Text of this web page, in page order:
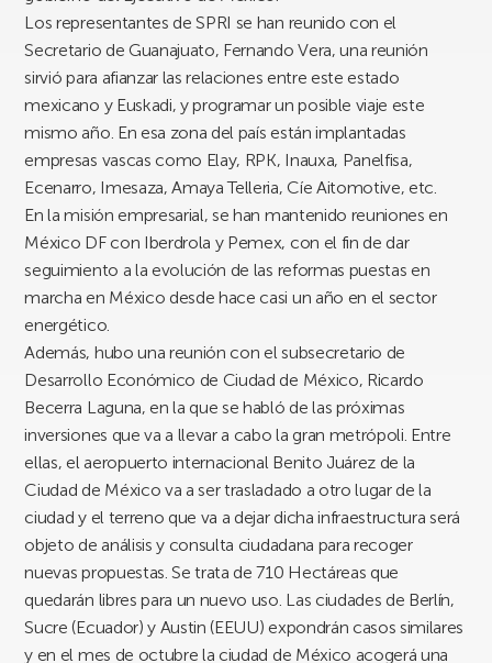
Los representantes de SPRI se han reunido con el
Secretario de Guanajuato, Fernando Vera, una reunión
sirvió para afianzar las relaciones entre este estado
mexicano y Euskadi, y programar un posible viaje este
mismo año. En esa zona del país están implantadas
empresas vascas como Elay, RPK, Inauxa, Panelfisa,
Ecenarro, Imesaza, Amaya Telleria, Cíe Aitomotive, etc.
En la misión empresarial, se han mantenido reuniones en
México DF con Iberdrola y Pemex, con el fin de dar
seguimiento a la evolución de las reformas puestas en
marcha en México desde hace casi un año en el sector
energético.
Además, hubo una reunión con el subsecretario de
Desarrollo Económico de Ciudad de México, Ricardo
Becerra Laguna, en la que se habló de las próximas
inversiones que va a llevar a cabo la gran metrópoli. Entre
ellas, el aeropuerto internacional Benito Juárez de la
Ciudad de México va a ser trasladado a otro lugar de la
ciudad y el terreno que va a dejar dicha infraestructura será
objeto de análisis y consulta ciudadana para recoger
nuevas propuestas. Se trata de 710 Hectáreas que
quedarán libres para un nuevo uso. Las ciudades de Berlín,
Sucre (Ecuador) y Austin (EEUU) expondrán casos similares
y en el mes de octubre la ciudad de México acogerá una